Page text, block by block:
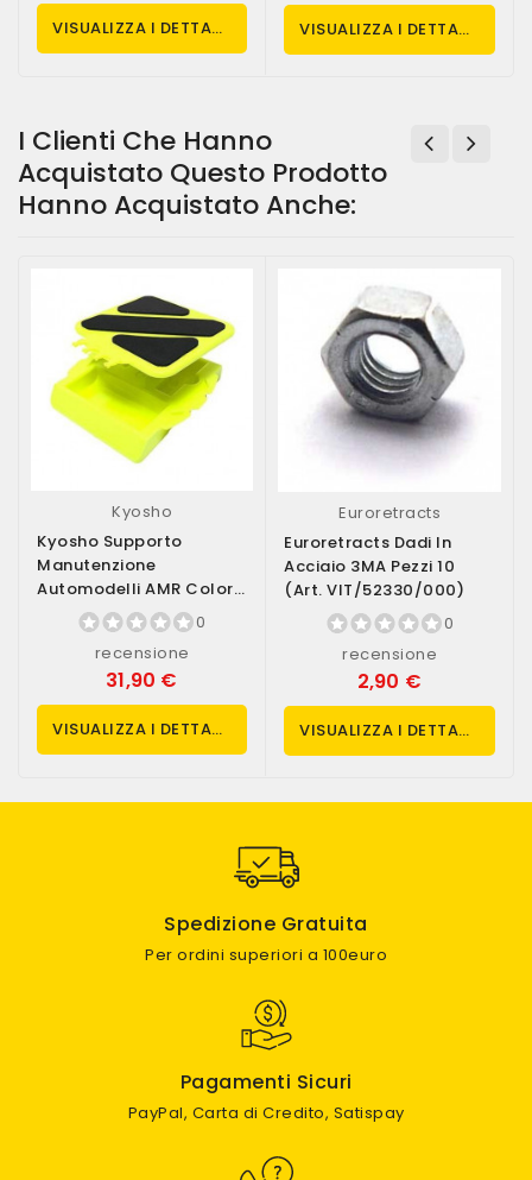
VISUALIZZA I DETTAGLI VISUALIZZA I DETTAGLI
I Clienti Che Hanno
Acquistato Questo Prodotto
Hanno Acquistato Anche:
Kyosho
Kyosho Supporto
Manutenzione
Automodelli AMR Colore
Giallo (art. AMR-014KY)
0
recensione
31,90 €
VISUALIZZA I DETTAGLI
Euroretracts
Euroretracts Dadi In
Acciaio 3MA Pezzi 10
(art. VIT/52330/000)
0
recensione
2,90 €
VISUALIZZA I DETTAGLI
Spedizione Gratuita
Per ordini superiori a 100euro
Pagamenti Sicuri
PayPal, Carta di Credito, Satispay